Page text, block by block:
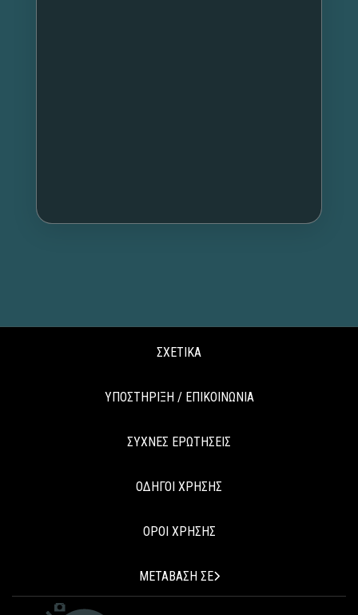
ΣΧΕΤΙΚΑ
ΥΠΟΣΤΗΡΙΞΗ / ΕΠΙΚΟΙΝΩΝΙΑ
ΣΥΧΝΕΣ ΕΡΩΤΗΣΕΙΣ
ΟΔΗΓΟΙ ΧΡΗΣΗΣ
ΟΡΟΙ ΧΡΗΣΗΣ
ΜΕΤΑΒΑΣΗ ΣΕ